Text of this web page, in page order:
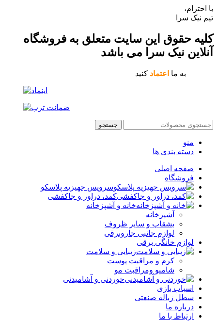
با احترام،
تیم نیک سرا
کلیه حقوق این سایت متعلق به فروشگاه
آنلاین نیک سرا می باشد
به ما اعتماد کنید
جستجو
منو
دسته بندی ها
صفحه اصلی
فروشگاه
سرویس جهیزیه پلاسکو
کمد، دراور و جاکفشی
خانه و آشپزخانه
آشپزخانه
بشقاب و سایر ظروف
لوازم جانبی جاروبرقی
لوازم خانگی برقی
زیبایی و سلامت
کرم و مراقبت پوست
شامپو ومراقبت مو
خوردنی و آشامیدنی
اسباب بازی
سطل زباله صنعتی
درباره ما
ارتباط با ما